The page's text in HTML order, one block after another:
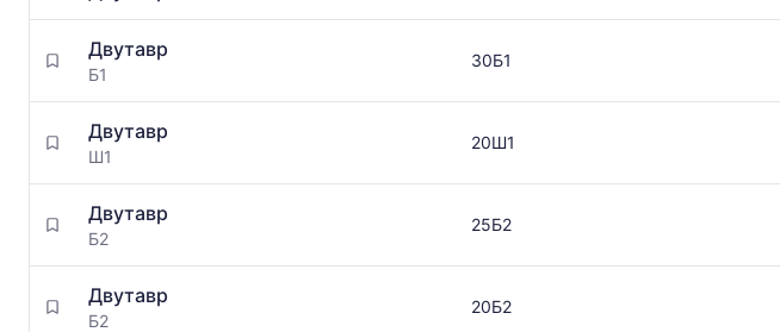
Двутавр
Б1
30Б1
Двутавр
Ш1
20Ш1
Двутавр
Б2
25Б2
Двутавр
Б2
20Б2